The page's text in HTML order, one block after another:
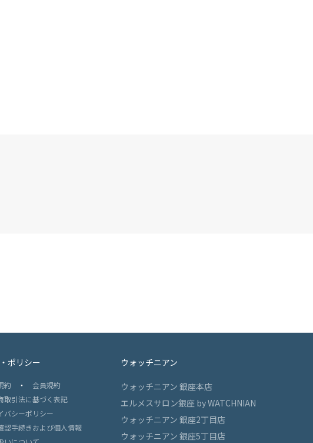
ポリシー
約 ・ 会員規約
取引法に基づく表記
バシーポリシー
認手続きおよび個人情報
ウォッチニアン
ウォッチニアン 銀座本店
エルメスサロン銀座 by WATCHNIAN
ウォッチニアン 銀座2丁目店
ウォッチニアン 銀座5丁目店